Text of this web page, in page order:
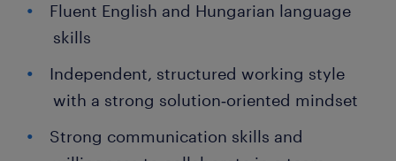
Fluent English and Hungarian language
skills
Independent, structured working style
with a strong solution‑oriented mindset
Strong communication skills and